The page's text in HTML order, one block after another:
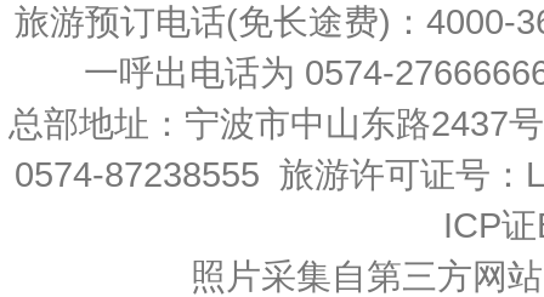
旅游预订电话(免长途费)：4000-
一呼出电话为 0574-
总部地址：宁波市中山东路2437
0574-87238555 旅游许可证号
ICP
照片采集自第三方网